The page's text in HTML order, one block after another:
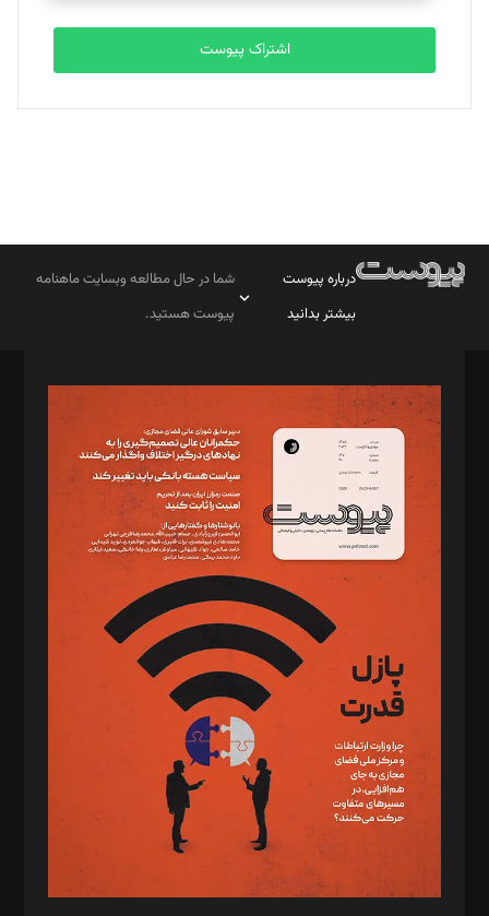
اشتراک پیوست
درباره پیوست
بیشتر بدانید
شما در حال مطالعه وبسایت ماهنامه
پیوست هستید.
مدیر مسئول: محمدباقر اثنی‌عشری
سردبیر: مهرک محمودی
دبیر تحریریه: میثم قاسمی
د‌بیر ناداستان: سمانه سمیع
د‌بیر خدمت و تجارت: ابوالفضل رجبی
د‌بیر حقوق فناوری: حسام‌الدین ایپکچی
د‌بیر پیوست جهان: مینا پاکدل
د‌بیر تحریریه آنلاین: بابک نقاش
تحریریه‌: مجتبی محمود‌ی، آرش برهمند، یسنا امان‌پور، سروش کرمیان،
مصطفی مسجدی آرانی، ابوالفضل رجبی، زهرا فکرانه، فائزه فتحی
رستمی،مصطفی باستان
ویرایش: نگار استاد‌‌آقا
طراح یونیفرم: مجید توکلی
فیلمبرداری و عکاسی: امیر شفیعی، مانی لطفی زاده
گرافیک و صفحه‌آرایی: سید‌سبحان‌علی ثابت
مد‌یر توسعه تجاری: کامبیز برید‌
امور مالی: شاپور رهبری، محمد‌ کاظمی‌نیا